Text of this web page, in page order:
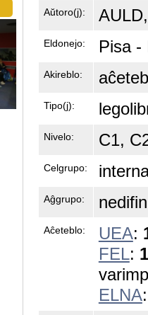
Aŭtoro(j):
Eldonejo: Pisa -
Akireblo:
Tipo(j):
Nivelo: C1,
Celgrupo:
Aĝgrupo:
Aĉeteblo: UEA:
FEL:
ELNA